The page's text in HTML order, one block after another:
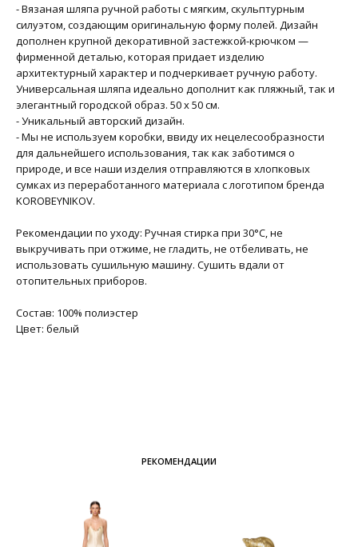
- Вязаная шляпа ручной работы с мягким, скульптурным
силуэтом, создающим оригинальную форму полей. Дизайн
дополнен крупной декоративной застежкой-крючком —
фирменной деталью, которая придает изделию
архитектурный характер и подчеркивает ручную работу.
Универсальная шляпа идеально дополнит как пляжный, так и
элегантный городской образ. 50 х 50 см.
- Уникальный авторский дизайн.
- Мы не используем коробки, ввиду их нецелесообразности
для дальнейшего использования, так как заботимся о
природе, и все наши изделия отправляются в хлопковых
сумках из переработанного материала с логотипом бренда
KOROBEYNIKOV.
Рекомендации по уходу: Ручная стирка при 30°C, не
выкручивать при отжиме, не гладить, не отбеливать, не
использовать сушильную машину. Сушить вдали от
отопительных приборов.
Состав: 100% полиэстер
Цвет: белый
РЕКОМЕНДАЦИИ